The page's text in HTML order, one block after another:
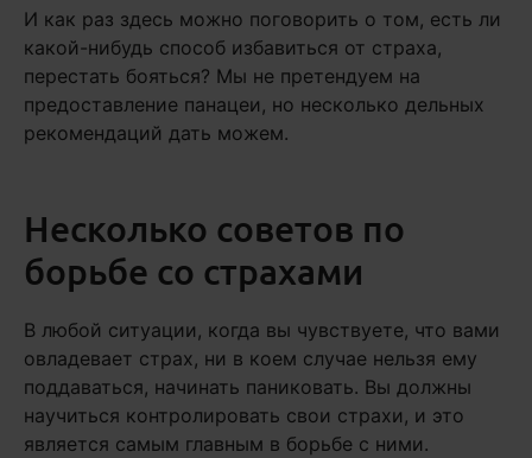
И как раз здесь можно поговорить о том, есть ли
какой-нибудь способ избавиться от страха,
перестать бояться? Мы не претендуем на
предоставление панацеи, но несколько дельных
рекомендаций дать можем.
Несколько советов по
борьбе со страхами
В любой ситуации, когда вы чувствуете, что вами
овладевает страх, ни в коем случае нельзя ему
поддаваться, начинать паниковать. Вы должны
научиться контролировать свои страхи, и это
является самым главным в борьбе с ними.